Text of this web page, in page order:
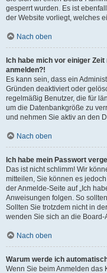
gesperrt wurden. Es ist
der Website vorliegt, welches
Nach oben
Ich habe mich vor einiger
anmelden?!
Es kann sein, dass ein
Gründen deaktiviert oder
regelmäßig Benutzer, die für
um die Datenbankgröße zu
und nehmen Sie aktiv an den
Nach oben
Ich habe mein Passwort
Das ist nicht schlimm! Wir
mitteilen, Sie können es
der Anmelde-Seite auf „Ich
Anweisungen folgen. So
Sollten Sie trotzdem nicht in
wenden Sie sich an die Board-
Nach oben
Warum werde ich
Wenn Sie beim Anmelden das